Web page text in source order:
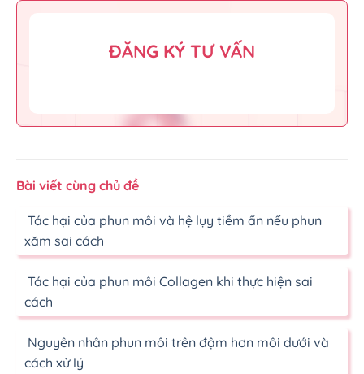
ĐĂNG KÝ TƯ VẤN
Bài viết cùng chủ đề
Tác hại của phun môi và hệ lụy tiềm ẩn nếu phun
xăm sai cách
Tác hại của phun môi Collagen khi thực hiện sai
cách
Nguyên nhân phun môi trên đậm hơn môi dưới và
cách xử lý